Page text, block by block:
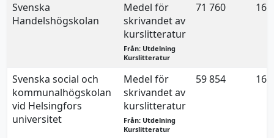
Svenska
Handelshögskolan
Medel för
skrivandet av
kurslitteratur
Från: Utdelning
Kurslitteratur
71 760
Svenska social och
kommunalhögskolan
vid Helsingfors
universitet
Medel för
skrivandet av
kurslitteratur
Från: Utdelning
Kurslitteratur
59 854